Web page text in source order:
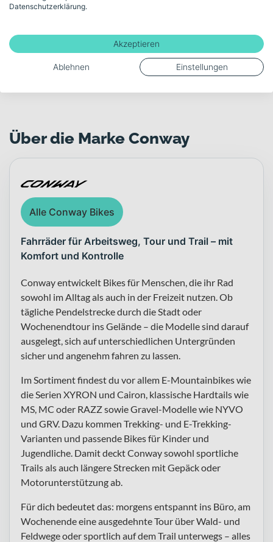
Über die Marke Conway
Alle Conway Bikes
Fahrräder für Arbeitsweg, Tour und Trail – mit
Komfort und Kontrolle
Conway entwickelt Bikes für Menschen, die ihr Rad
sowohl im Alltag als auch in der Freizeit nutzen. Ob
tägliche Pendelstrecke durch die Stadt oder
Wochenendtour ins Gelände – die Modelle sind darauf
ausgelegt, sich auf unterschiedlichen Untergründen
sicher und angenehm fahren zu lassen.
Im Sortiment findest du vor allem E-Mountainbikes wie
die Serien XYRON und Cairon, klassische Hardtails wie
MS, MC oder RAZZ sowie Gravel-Modelle wie NYVO
und GRV. Dazu kommen Trekking- und E-Trekking-
Varianten und passende Bikes für Kinder und
Jugendliche. Damit deckt Conway sowohl sportliche
Trails als auch längere Strecken mit Gepäck oder
Motorunterstützung ab.
Für dich bedeutet das: morgens entspannt ins Büro, am
Wochenende eine ausgedehnte Tour über Wald- und
Feldwege oder sportlich auf dem Trail unterwegs – alles
Datenschutzerklärung.
Akzeptieren
Ablehnen Einstellungen